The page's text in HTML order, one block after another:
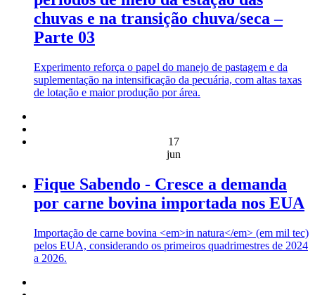
chuvas e na transição chuva/seca –
Parte 03
Experimento reforça o papel do manejo de pastagem e da
suplementação na intensificação da pecuária, com altas taxas
de lotação e maior produção por área.
17
jun
Fique Sabendo - Cresce a demanda
por carne bovina importada nos EUA
Importação de carne bovina <em>in natura</em> (em mil tec)
pelos EUA, considerando os primeiros quadrimestres de 2024
a 2026.